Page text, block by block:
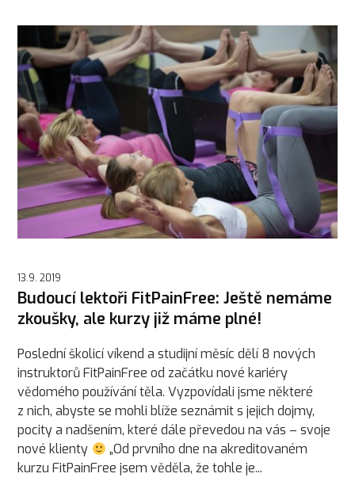
13.9. 2019
Budoucí lektoři FitPainFree: Ještě nemáme
zkoušky, ale kurzy již máme plné!
Poslední školicí víkend a studijní měsíc dělí 8 nových
instruktorů FitPainFree od začátku nové kariéry
vědomého používání těla. Vyzpovídali jsme některé
z nich, abyste se mohli blíže seznámit s jejich dojmy,
pocity a nadšením, které dále převedou na vás – svoje
nové klienty
„Od prvního dne na akreditovaném
kurzu FitPainFree jsem věděla, že tohle je...